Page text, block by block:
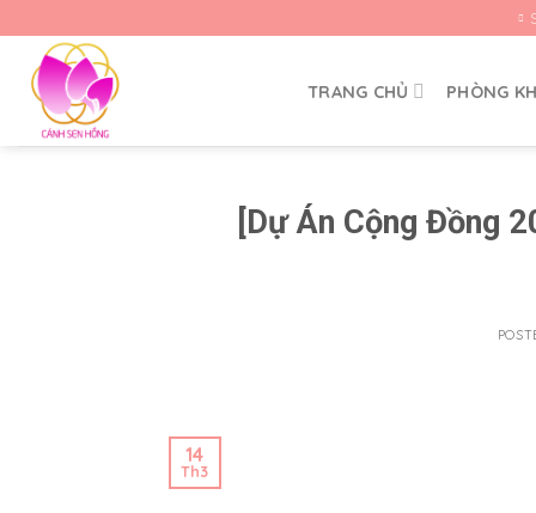
to
content
TRANG CHỦ PHÒNG
[Dự Án Cộng Đồng
14
Th3